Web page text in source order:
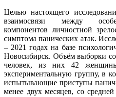
Целью настоящего
взаимосвязи между
компонентов личностной
симптома панических атак.
– 2021 годах на базе
Новосибирск. Объём выборки
человек, из них 42
экспериментальную группу, в
испытывающие приступы
менее двух месяцев, со